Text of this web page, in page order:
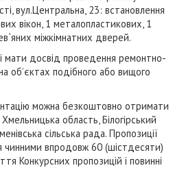
вул.Центральна, 23: встановлення
вікон, 1 металопластикових, 1
міжкімнатних дверей.
мати досвід проведення ремонтно-
об’єктах подібного або вищого
можна безкоштовно отримати
область, Білогірський
сільська рада. Пропозиції
чинними впродовж 60 (шістдесяти)
Конкурсних пропозицій і повинні